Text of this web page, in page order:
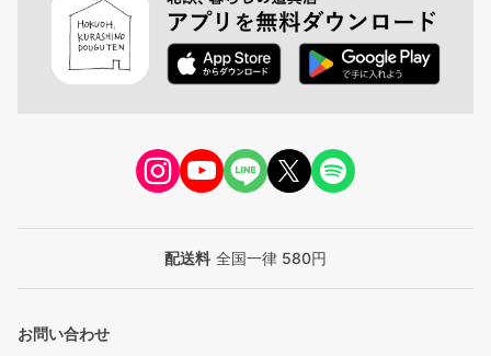
配送料 全国一律 580円
お問い合わせ